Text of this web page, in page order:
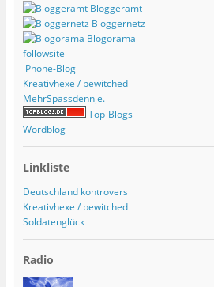
Bloggeramt
Bloggernetz
Blogorama
followsite
iPhone-Blog
Kreativhexe / bewitched
MehrSpassdennje.
Top-Blogs
Wordblog
Linkliste
Deutschland kontrovers
Kreativhexe / bewitched
Soldatenglück
Radio